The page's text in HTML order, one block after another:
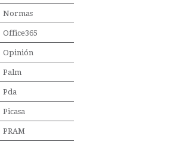
Normas
Office365
Opinión
Palm
Pda
Picasa
PRAM